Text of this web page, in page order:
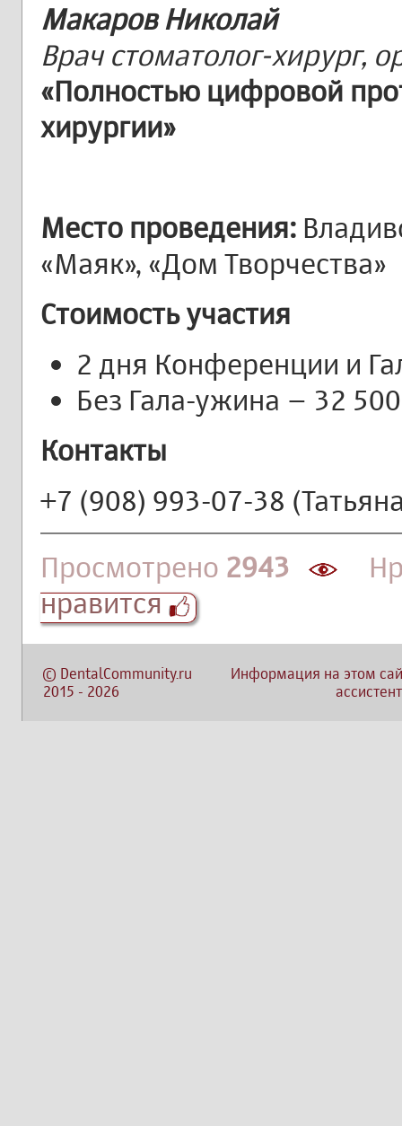
Макаров Николай
Врач стоматолог-хирург,
«Полностью цифровой
хирургии»
Место проведения:
«Маяк», «Дом Творчества»
Стоимость участия
2 дня Конференции и
Без Гала-ужина – 32
Контакты
+7 (908) 993-07-38
Просмотрено 2943
нравится
© DentalCommunity.ru
2015 - 2026
Информация на этом